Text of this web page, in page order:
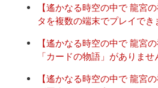
【遙かなる時空の中で 龍宮
タを複数の端末でプレイでき
【遙かなる時空の中で 龍宮
「カードの物語」がありませ
【遙かなる時空の中で 龍宮